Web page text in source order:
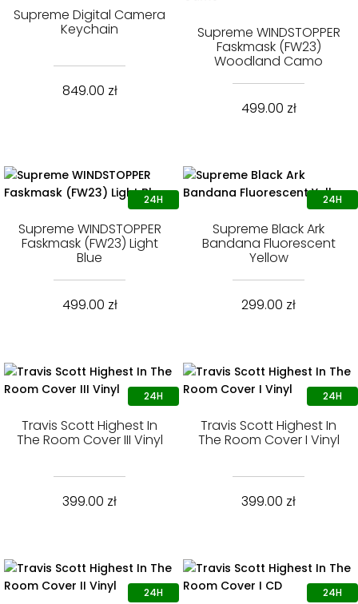
Supreme Digital Camera
Keychain
849.00 zł
Supreme WINDSTOPPER
Faskmask (FW23)
Woodland Camo
499.00 zł
Supreme WINDSTOPPER
Faskmask (FW23) Light
Blue
499.00 zł
Supreme Black Ark
Bandana Fluorescent
Yellow
299.00 zł
Travis Scott Highest In
The Room Cover III Vinyl
399.00 zł
Travis Scott Highest In
The Room Cover I Vinyl
399.00 zł